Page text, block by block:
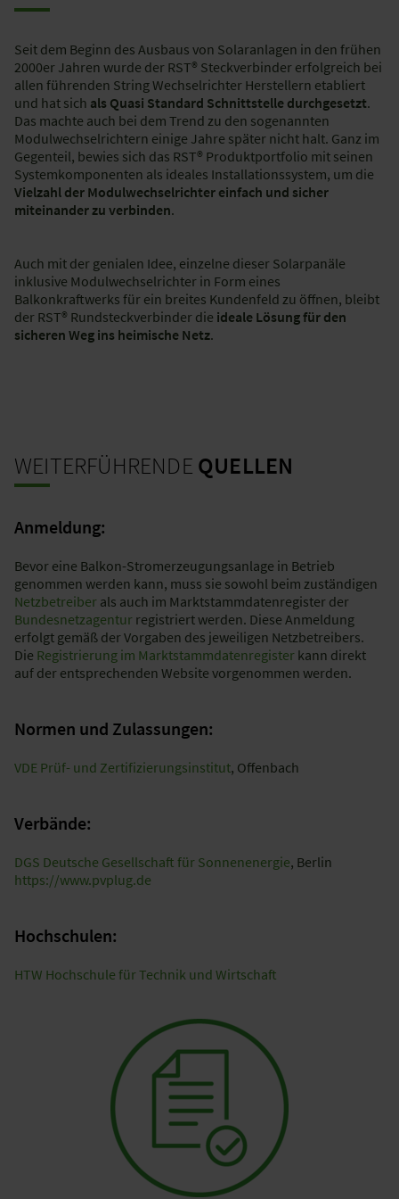
Seit dem Beginn des Ausbaus von Solaranlagen in den frühen
2000er Jahren wurde der RST® Steckverbinder erfolgreich bei
allen führenden String Wechselrichter Herstellern etabliert
und hat sich als Quasi Standard Schnittstelle durchgesetzt.
Das machte auch bei dem Trend zu den sogenannten
Modulwechselrichtern einige Jahre später nicht halt. Ganz im
Gegenteil, bewies sich das RST® Produktportfolio mit seinen
Systemkomponenten als ideales Installationssystem, um die
Vielzahl der Modulwechselrichter einfach und sicher
miteinander zu verbinden.
Auch mit der genialen Idee, einzelne dieser Solarpanäle
inklusive Modulwechselrichter in Form eines
Balkonkraftwerks für ein breites Kundenfeld zu öffnen, bleibt
der RST® Rundsteckverbinder die ideale Lösung für den
sicheren Weg ins heimische Netz.
WEITERFÜHRENDE QUELLEN
Anmeldung:
Bevor eine Balkon-Stromerzeugungsanlage in Betrieb
genommen werden kann, muss sie sowohl beim zuständigen
Netzbetreiber als auch im Marktstammdatenregister der
Bundesnetzagentur registriert werden. Diese Anmeldung
erfolgt gemäß der Vorgaben des jeweiligen Netzbetreibers.
Die Registrierung im Marktstammdatenregister kann direkt
auf der entsprechenden Website vorgenommen werden.
Normen und Zulassungen:
VDE Prüf- und Zertifizierungsinstitut, Offenbach
Verbände:
DGS Deutsche Gesellschaft für Sonnenenergie, Berlin
https://www.pvplug.de
Hochschulen:
HTW Hochschule für Technik und Wirtschaft